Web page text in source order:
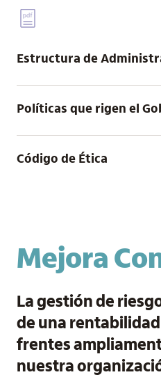
Estructura de
Políticas que rigen el
Código de Ética
Mejora
La gestión de
de una
frentes
nuestra